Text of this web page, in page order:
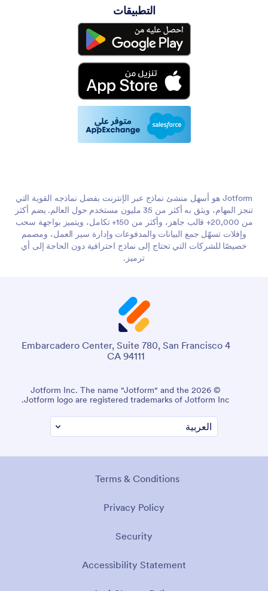
التطبيقات
Jotform هو أسهل منشئ نماذج عبر الإنترنت بفضل نماذجه القوية التي
تنجز المهام، ويثق به أكثر من 35 مليون مستخدم حول العالم. يضم أكثر
من 20,000+ قالب جاهز، وأكثر من 150+ تكامل، ويتميز بواجهة سحب
وإفلات تسهّل جمع البيانات والمدفوعات وإدارة سير العمل، ومصمم
خصيصًا للشركات التي تحتاج إلى نماذج احترافية دون الحاجة إلى أي
ترميز.
4 Embarcadero Center, Suite 780, San Francisco
CA 94111
© 2026 Jotform Inc. The name "Jotform" and the
Jotform logo are registered trademarks of Jotform Inc.
Terms & Conditions
Privacy Policy
Security
Accessibility Statement